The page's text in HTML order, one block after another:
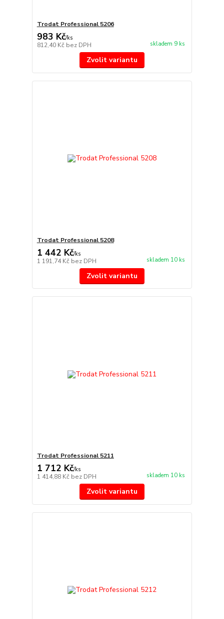
Trodat Professional 5206
983 Kč/ks
812,40 Kč bez DPH skladem 9 ks
Zvolit variantu
Trodat Professional 5208
1 442 Kč/ks
1 191,74 Kč bez DPH skladem 10 ks
Zvolit variantu
Trodat Professional 5211
1 712 Kč/ks
1 414,88 Kč bez DPH skladem 10 ks
Zvolit variantu